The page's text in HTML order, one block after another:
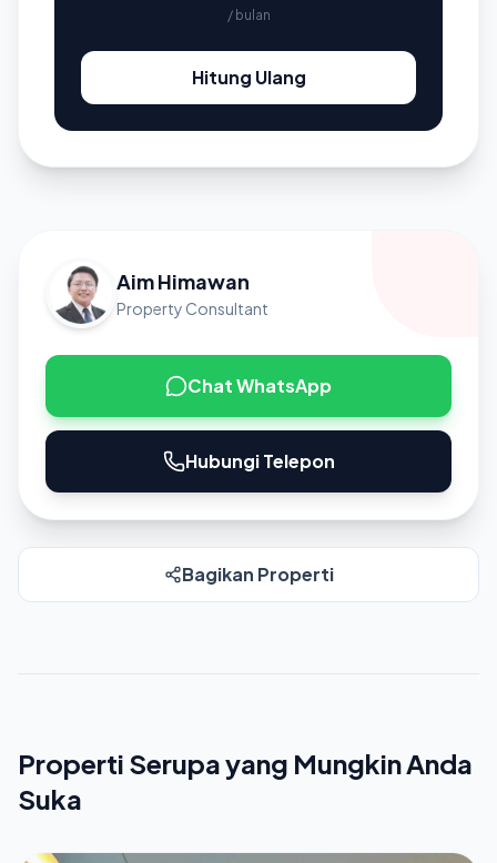
/ bulan
Hitung Ulang
Aim Himawan
Property Consultant
Chat WhatsApp
Hubungi Telepon
Bagikan Properti
Properti Serupa yang Mungkin Anda
Suka